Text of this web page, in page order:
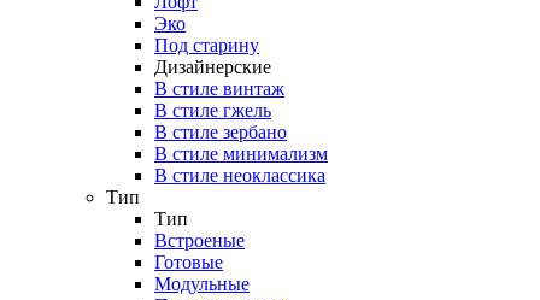
Эко
Под старину
Дизайнерские
В стиле винтаж
В стиле гжель
В стиле зербано
В стиле минимализм
В стиле неоклассика
Тип
Тип
Встроеные
Готовые
Модульные